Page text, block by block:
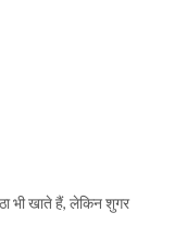
भी खाते हैं, लेकिन शुगर